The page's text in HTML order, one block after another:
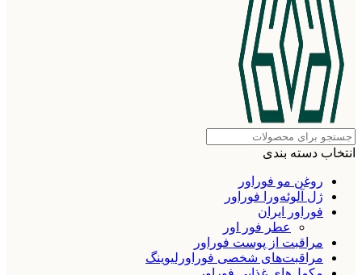
انتخاب دسته بندی
روغن مو فوراور
ژل آلوئه‌ورا فوراور
فوراور ایران
عطر فور اور
مراقبت از پوست فوراور
مراقبت‌های شخصی فوراورلیوینگ